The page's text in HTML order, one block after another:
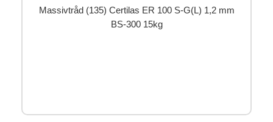
Massivtråd (135) Certilas ER 100 S-G(L) 1,2 mm
BS-300 15kg